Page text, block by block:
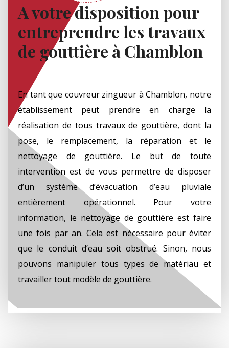
A votre disposition pour
entreprendre les travaux
de gouttière à Chamblon
En tant que couvreur zingueur à Chamblon, notre
établissement peut prendre en charge la
réalisation de tous travaux de gouttière, dont la
pose, le remplacement, la réparation et le
nettoyage de gouttière. Le but de toute
intervention est de vous permettre de disposer
d’un système d’évacuation d’eau pluviale
entièrement opérationnel. Pour votre
information, le nettoyage de gouttière est faire
une fois par an. Cela est nécessaire pour éviter
que le conduit d’eau soit obstrué. Sinon, nous
pouvons manipuler tous types de matériau et
travailler tout modèle de gouttière.